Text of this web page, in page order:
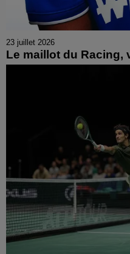
23 juillet 2026
Le maillot du Racing,